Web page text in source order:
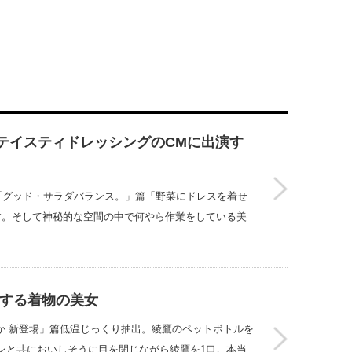
イスティドレッシングのCMに出演す
ッド・サラダバランス。」篇「野菜にドレスを着せ
そして神秘的な空間の中で何やら作業をしている美
る着物の美女
新登場」篇低温じっくり抽出。綾鷹のペットボトルを
共においしそうに目を閉じながら綾鷹を1口。本当